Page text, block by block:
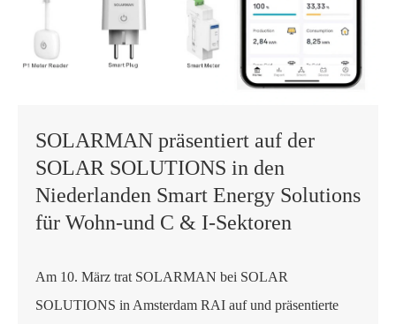
SOLARMAN präsentiert auf der
SOLAR SOLUTIONS in den
Niederlanden Smart Energy Solutions
für Wohn-und C & I-Sektoren
Am 10. März trat SOLARMAN bei SOLAR
SOLUTIONS in Amsterdam RAI auf und präsentierte